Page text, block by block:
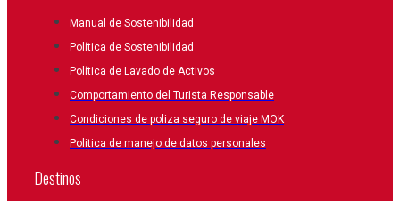
Manual de Sostenibilidad
Política de Sostenibilidad
Política de Lavado de Activos
Comportamiento del Turista Responsable
Condiciones de poliza seguro de viaje MOK
Politica de manejo de datos personales
Destinos